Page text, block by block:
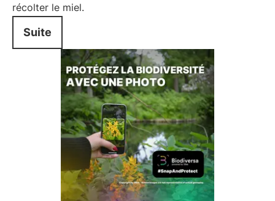
récolter le miel.
Suite